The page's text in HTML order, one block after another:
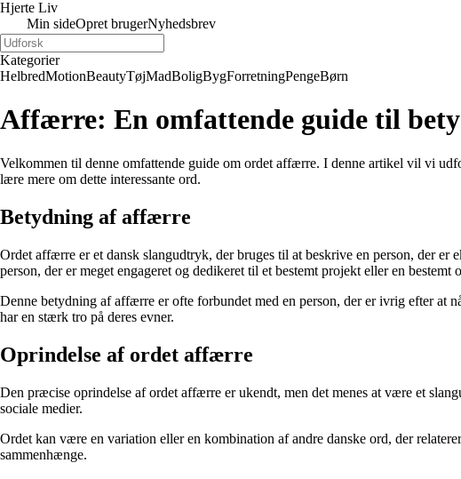
Hjerte Liv
Min sideOpret brugerNyhedsbrev
Kategorier
HelbredMotionBeautyTøjMadBoligBygForretningPengeBørn
Affærre: En omfattende guide til
Velkommen til denne omfattende guide om ordet affærre. I denne artikel vil vi
lære mere om dette interessante ord.
Betydning af affærre
Ordet affærre er et dansk slangudtryk, der bruges til at beskrive en person, der er
person, der er meget engageret og dedikeret til et bestemt projekt eller en bestemt
Denne betydning af affærre er ofte forbundet med en person, der er ivrig efter at
har en stærk tro på deres evner.
Oprindelse af ordet affærre
Den præcise oprindelse af ordet affærre er ukendt, men det menes at være et
sociale medier.
Ordet kan være en variation eller en kombination af andre danske ord, der
sammenhænge.